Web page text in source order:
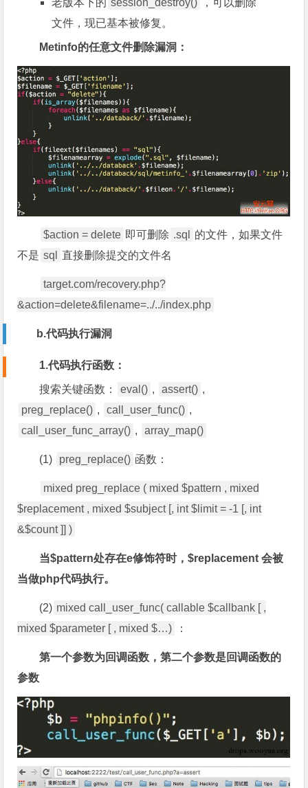
老版本下的 session_destroy()
，可以删除
文件，现已基本被修复。
Metinfo的任意文件删除漏洞：
$action = delete 即可删除 .sql
的文件，如果文件
不是 sql 直接删除提交的文件名
target.com/recovery.php?
&action=delete&filename=../../index.php
b.代码执行漏洞
1.代码执行函数：
搜索关键函数： eval() , assert() ,
preg_replace() , call_user_func() ,
call_user_func_array() , array_map()
(1) preg_replace() 函数：
mixed preg_replace ( mixed $pattern , mixed
$replacement , mixed $subject [, int $limit = -1 [, int
&$count ]] )
当$pattern处存在e修饰符时，$replacement 会被
当做php代码执行。
(2) mixed call_user_func( callable $callbank [ ,
mixed $parameter [ , mixed $…)
：
第一个参数为回调函数，第二个参数是回调函数的
参数